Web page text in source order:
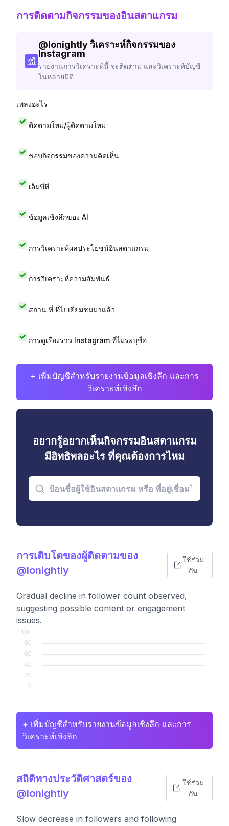
การติดตามกิจกรรมของอินสตาแกรม
@lonightlyวิเคราะห์กิจกรรมของ
Instagram
รายงานการวิเคราะห์นี้ จะติดตาม และวิเคราะห์บัญชี
ในหลายมิติ
เพลงอะไร
ติดตามใหม่/ผู้ติดตามใหม่
ชอบกิจกรรมของความคิดเห็น
เอ็มบีที
ข้อมูลเชิงลึกของ AI
การวิเคราะห์ผลประโยชน์อินสตาแกรม
การวิเคราะห์ความสัมพันธ์
สถาน ที่ ที่ไปเยี่ยมชมมาแล้ว
การดูเรื่องราว Instagram ที่ไม่ระบุชื่อ
+ เพิ่มบัญชีสำหรับรายงานข้อมูลเชิงลึก และการ
วิเคราะห์เชิงลึก
อยากรู้อยากเห็นกิจกรรมอินสตาแกรม
มีอิทธิพลอะไร ที่คุณต้องการไหม
การเติบโตของผู้ติดตามของ
@lonightly
ใช้ร่วม
กัน
Gradual decline in follower count observed,
suggesting possible content or engagement
issues.
+ เพิ่มบัญชีสำหรับรายงานข้อมูลเชิงลึก และการ
วิเคราะห์เชิงลึก
สถิติทางประวัติศาสตร์ของ
@lonightly
ใช้ร่วม
กัน
Slow decrease in followers and following